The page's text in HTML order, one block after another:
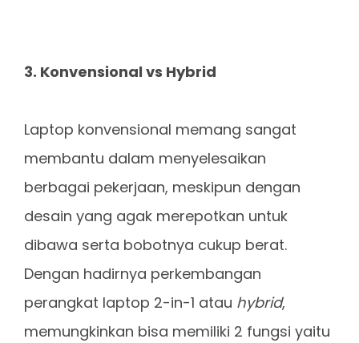
3. Konvensional vs Hybrid
Laptop konvensional memang sangat
membantu dalam menyelesaikan
berbagai pekerjaan, meskipun dengan
desain yang agak merepotkan untuk
dibawa serta bobotnya cukup berat.
Dengan hadirnya perkembangan
perangkat laptop 2-in-1 atau hybrid,
memungkinkan bisa memiliki 2 fungsi yaitu